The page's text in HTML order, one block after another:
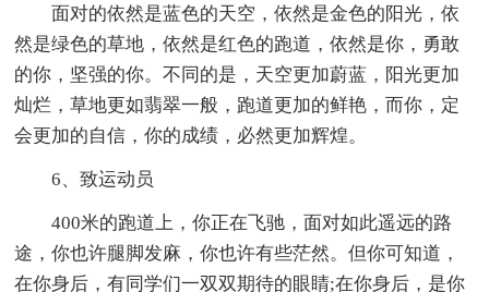
面对的依然是蓝色的天空，依然是金色的阳光，依
然是绿色的草地，依然是红色的跑道，依然是你，勇敢
的你，坚强的你。不同的是，天空更加蔚蓝，阳光更加
灿烂，草地更如翡翠一般，跑道更加的鲜艳，而你，定
会更加的自信，你的成绩，必然更加辉煌。
6、致运动员
400米的跑道上，你正在飞驰，面对如此遥远的路
途，你也许腿脚发麻，你也许有些茫然。但你可知道，
在你身后，有同学们一双双期待的眼睛;在你身后，是你